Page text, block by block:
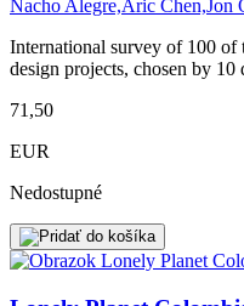
Nacho Alegre,Aric Chen,Jon
International survey of 100 of
design projects, chosen by 10
71,50
EUR
Nedostupné